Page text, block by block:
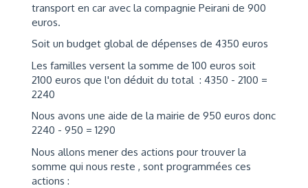
transport en car avec la compagnie Peirani de 900
euros.
Soit un budget global de dépenses de 4350 euros
Les familles versent la somme de 100 euros soit
2100 euros que l'on déduit du total : 4350 - 2100 =
2240
Nous avons une aide de la mairie de 950 euros donc
2240 - 950 = 1290
Nous allons mener des actions pour trouver la
somme qui nous reste , sont programmées ces
actions :